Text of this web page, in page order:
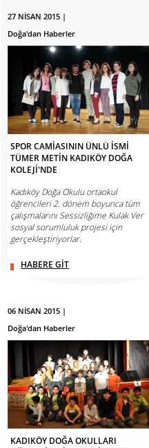
27 NİSAN 2015 |
Doğa'dan Haberler
SPOR CAMİASININ ÜNLÜ İSMİ
TÜMER METİN KADIKÖY DOĞA
KOLEJİ'NDE
Kadıköy Doğa Okulu ortaokul
öğrencileri 2. dönem boyunca tüm
çalışmalarını Sessizliğime Kulak Ver
sosyal sorumluluk projesi için
gerçekleştiriyorlar.
HABERE GİT
06 NİSAN 2015 |
Doğa'dan Haberler
KADIKÖY DOĞA OKULLARI